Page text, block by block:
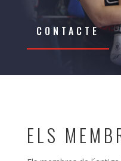
CONTACTE
ELS